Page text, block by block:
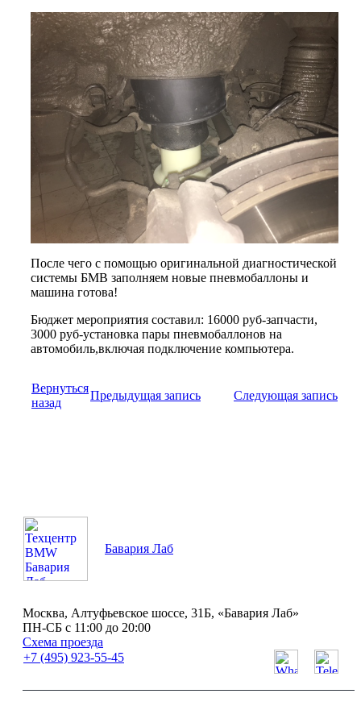
После чего с помощью оригинальной диагностической
системы БМВ заполняем новые пневмобаллоны и
машина готова!
Бюджет мероприятия составил: 16000 руб-запчасти,
3000 руб-установка пары пневмобаллонов на
автомобиль,включая подключение компьютера.
Вернуться
назад
Предыдущая запись Следующая запись
Бавария Лаб
Москва, Алтуфьевское шоссе, 31Б, «Бавария Лаб»
ПН-СБ с 11:00 до 20:00
Схема проезда
+7 (495) 923-55-45